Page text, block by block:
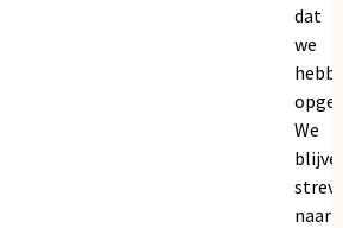
dat
we
We
naar